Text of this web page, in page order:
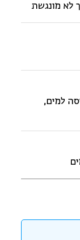
לא מונגשת
למים,